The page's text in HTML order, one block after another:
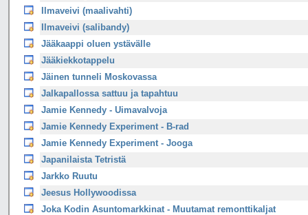
Ilmaveivi (maalivahti)
Ilmaveivi (salibandy)
Jääkaappi oluen ystävälle
Jääkiekkotappelu
Jäinen tunneli Moskovassa
Jalkapallossa sattuu ja tapahtuu
Jamie Kennedy - Uimavalvoja
Jamie Kennedy Experiment - B-rad
Jamie Kennedy Experiment - Jooga
Japanilaista Tetristä
Jarkko Ruutu
Jeesus Hollywoodissa
Joka Kodin Asuntomarkkinat - Muutamat remonttikaljat